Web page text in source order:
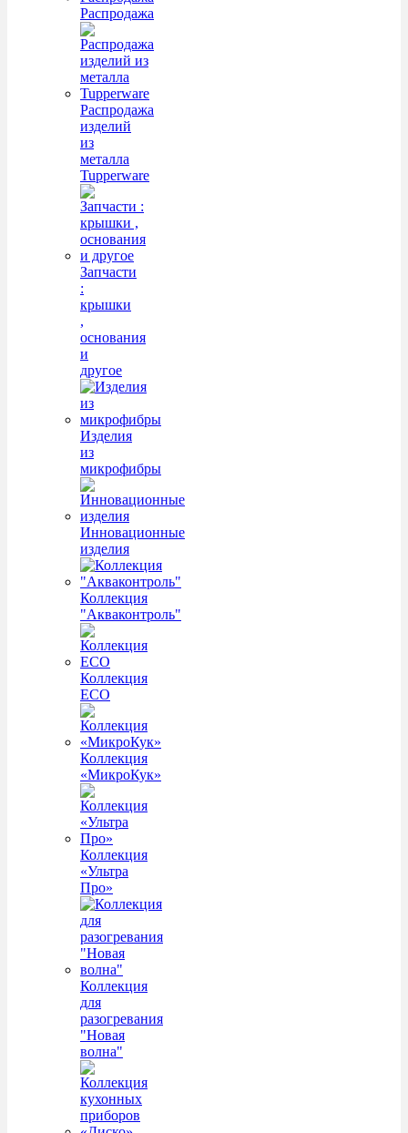
Распродажа
Распродажа
изделий
из
металла
Tupperware
Запчасти
:
крышки
,
основания
и
другое
Изделия
из
микрофибры
Инновационные
изделия
Коллекция
"Акваконтроль"
Коллекция
ECO
Коллекция
«МикроКук»
Коллекция
«Ультра
Про»
Коллекция
для
разогревания
"Новая
волна"